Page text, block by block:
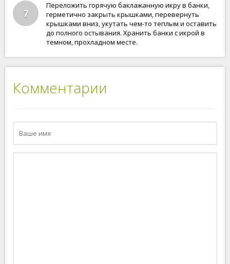
7
Переложить горячую баклажанную икру в банки,
герметично закрыть крышками, перевернуть
крышками вниз, укутать чем-то теплым и оставить
до полного остывания. Хранить банки с икрой в
темном, прохладном месте.
Комментарии